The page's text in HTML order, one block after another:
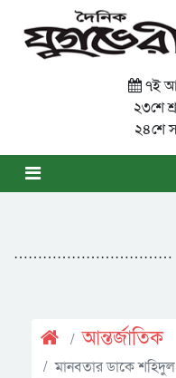
৭ই
২৩শে
২৪শে
……………………………
আন্তর্জাতিক
মানবতার ডাকে